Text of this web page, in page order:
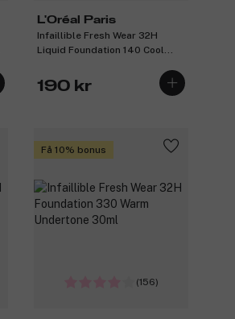
L'Oréal Paris
Infaillible Fresh Wear 32H
Liquid Foundation 140 Cool
190 kr
Få 10% bonus
(156)